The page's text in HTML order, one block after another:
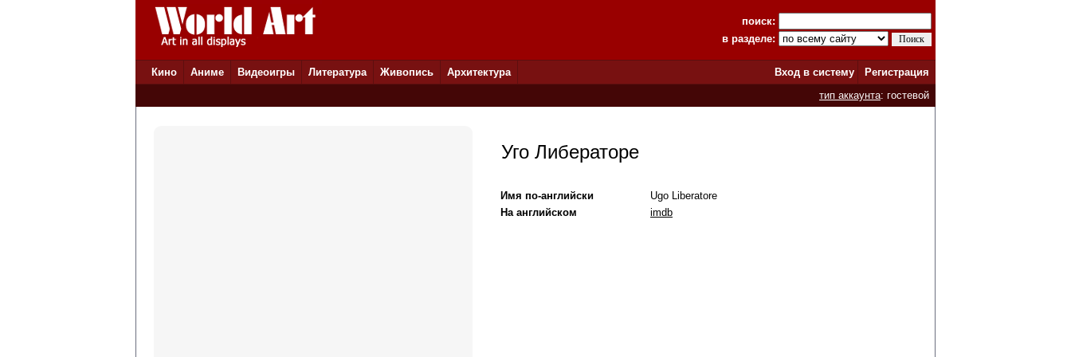
поиск:
в разделе:
Кино Аниме Видеоигры Литература Живопись Архитектура Вход в систему
Регистрация
тип аккаунта: гостевой
Уго Либераторе
Имя по-английски
Ugo Liberatore
На английском
imdb